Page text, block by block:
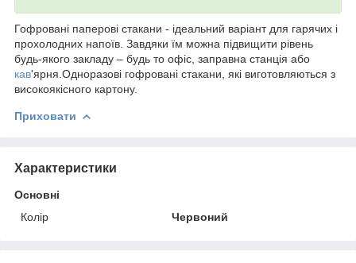
Гофровані паперові стакани - ідеальний варіант для гарячих і
прохолодних напоїв. Завдяки їм можна підвищити рівень
будь-якого закладу – будь то офіс, заправна станція або
кав'ярня.Одноразові гофровані стакани, які виготовляються з
високоякісного картону.
Приховати
Характеристики
Основні
Колір
Червоний